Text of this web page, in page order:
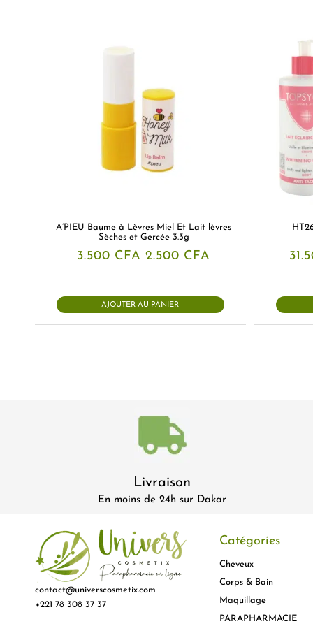
A’PIEU Baume à Lèvres Miel Et Lait lèvres
Sèches et Gercée 3.3g
3.500CFA Le
3.500 CFA.
2.500 CFA
2.500 CFA.
AJOUTER AU PANIER
Livraison
En moins de 24h sur Dakar
contact@universcosmetix.com
+221 78 308 37 37
Catégories
Cheveux
Corps & Bain
Maquillage
PARAPHARMACIE